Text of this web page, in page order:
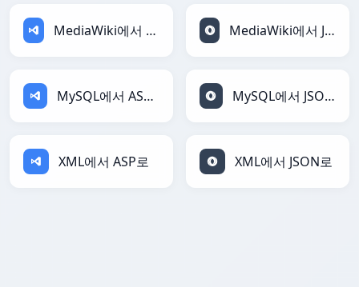
MediaWiki에서 ASP로 MediaWiki에서 JSON로
MySQL에서 ASP로 MySQL에서 JSON로
XML에서 ASP로 XML에서 JSON로